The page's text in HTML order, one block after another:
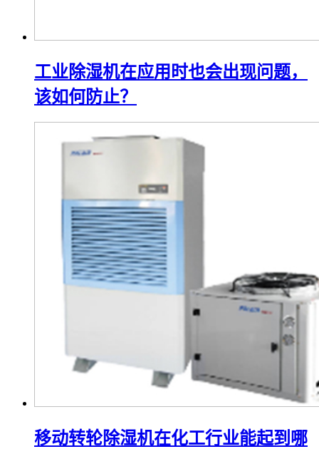
工业除湿机在应用时也会出现问题，
该如何防止？
移动转轮除湿机在化工行业能起到哪